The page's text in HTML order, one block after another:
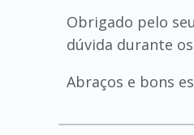
Obrigado pelo
dúvida durante
Abraços e bons